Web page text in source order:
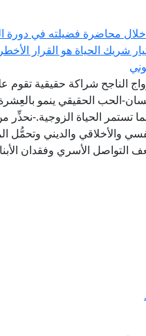
خلال محاضرة فضيلته في دورة
شريك الحياة هو القرار
الناجح شراكة حقيقية
الحب الحقيقي ينمو
تستمر الحياة الزوجية.-نحذِّر
والأخلاقي والديني وتحمُّل
التواصل الأسري وفقدان